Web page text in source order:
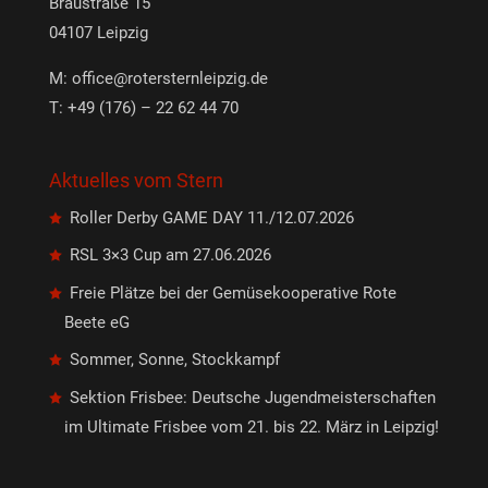
04107 Leipzig
M: office@rotersternleipzig.de
T: +49 (176) – 22 62 44 70
Aktuelles vom Stern
Roller Derby GAME DAY 11./12.07.2026
RSL 3×3 Cup am 27.06.2026
Freie Plätze bei der Gemüsekooperative Rote
Beete eG
Sommer, Sonne, Stockkampf
Sektion Frisbee: Deutsche Jugendmeisterschaften
im Ultimate Frisbee vom 21. bis 22. März in Leipzig!